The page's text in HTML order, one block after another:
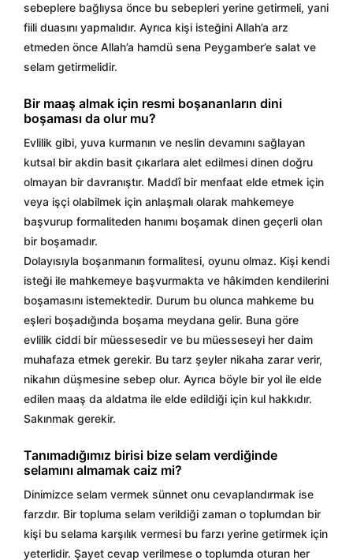
sebeplere bağlıysa önce bu sebepleri yerine getirmeli, yani
fiili duasını yapmalıdır. Ayrıca kişi isteğini Allah’a arz
etmeden önce Allah’a hamdü sena Peygamber’e salat ve
selam getirmelidir.
Bir maaş almak için resmi boşananların dini
boşaması da olur mu?
Evlilik gibi, yuva kurmanın ve neslin devamını sağlayan
kutsal bir akdin basit çıkarlara alet edilmesi dinen doğru
olmayan bir davranıştır. Maddî bir menfaat elde etmek için
veya işçi olabilmek için anlaşmalı olarak mahkemeye
başvurup formaliteden hanımı boşamak dinen geçerli olan
bir boşamadır.
Dolayısıyla boşanmanın formalitesi, oyunu olmaz. Kişi kendi
isteği ile mahkemeye başvurmakta ve hâkimden kendilerini
boşamasını istemektedir. Durum bu olunca mahkeme bu
eşleri boşadığında boşama meydana gelir. Buna göre
evlilik ciddi bir müessesedir ve bu müesseseyi her daim
muhafaza etmek gerekir. Bu tarz şeyler nikaha zarar verir,
nikahın düşmesine sebep olur. Ayrıca böyle bir yol ile elde
edilen maaş da aldatma ile elde edildiği için kul hakkıdır.
Sakınmak gerekir.
Tanımadığımız birisi bize selam verdiğinde
selamını almamak caiz mi?
Dinimizce selam vermek sünnet onu cevaplandırmak ise
farzdır. Bir topluma selam verildiği zaman o toplumdan bir
kişi bu selama karşılık vermesi bu farzı yerine getirmek için
yeterlidir. Şayet cevap verilmese o toplumda oturan her